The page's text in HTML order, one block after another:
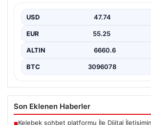
Türkiye Büyük Millet Meclisi Genel
USD 47.74
EUR 55.25
ALTIN 6660.6
BTC 3096078
Son Eklenen Haberler
■Kelebek sohbet platformu İle Dijital